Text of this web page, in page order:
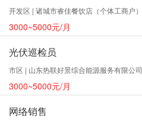
开发区 | 诸城市睿佳餐饮店（个体工商户）
3000~5000元/月
光伏巡检员
市区 | 山东热联好景综合能源服务有限公司
3000~5000元/月
网络销售